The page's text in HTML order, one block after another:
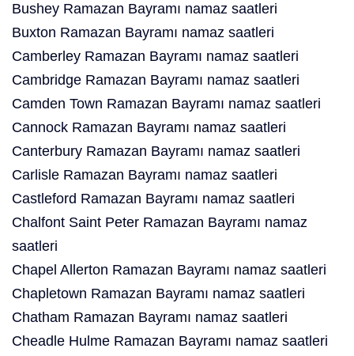
Bushey Ramazan Bayramı namaz saatleri
Buxton Ramazan Bayramı namaz saatleri
Camberley Ramazan Bayramı namaz saatleri
Cambridge Ramazan Bayramı namaz saatleri
Camden Town Ramazan Bayramı namaz saatleri
Cannock Ramazan Bayramı namaz saatleri
Canterbury Ramazan Bayramı namaz saatleri
Carlisle Ramazan Bayramı namaz saatleri
Castleford Ramazan Bayramı namaz saatleri
Chalfont Saint Peter Ramazan Bayramı namaz
saatleri
Chapel Allerton Ramazan Bayramı namaz saatleri
Chapletown Ramazan Bayramı namaz saatleri
Chatham Ramazan Bayramı namaz saatleri
Cheadle Hulme Ramazan Bayramı namaz saatleri